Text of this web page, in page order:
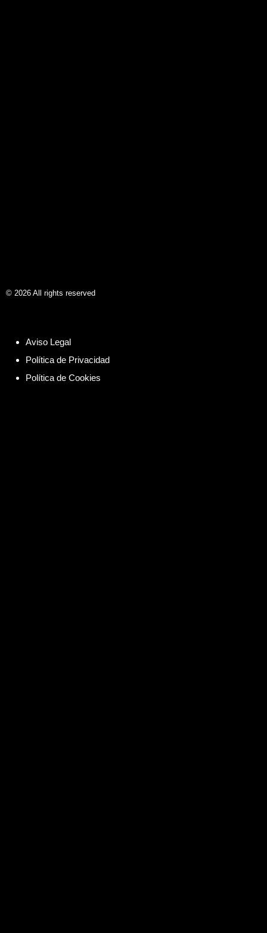
© 2026 All rights reserved
Aviso Legal
Política de Privacidad
Política de Cookies